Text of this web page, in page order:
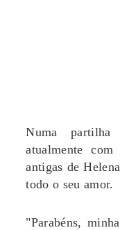
Numa partilha
atualmente
antigas de
todo o seu amor.
"Parabéns,